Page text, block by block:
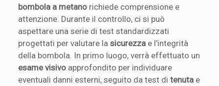
bombola a metano richiede comprensione e
attenzione. Durante il controllo, ci si può
aspettare una serie di test standardizzati
progettati per valutare lasicurezza e l’integrità
della bombola. In primo luogo, verrà effettuato un
esame visivo approfondito per individuare
eventuali danni esterni, seguito da test ditenuta e